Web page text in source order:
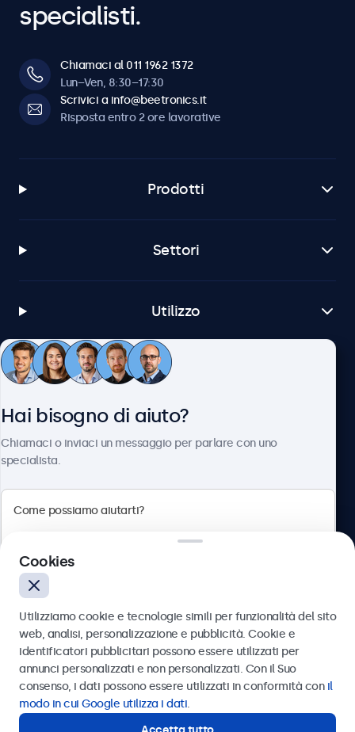
specialisti.
Chiamaci al 011 1962 1372
Lun–Ven, 8:30–17:30
Scrivici a info@beetronics.it
Risposta entro 2 ore lavorative
Prodotti
Settori
Utilizzo
Servizio Clienti
Italiano
Hai bisogno di aiuto?
Chiamaci o inviaci un messaggio per parlare con uno
specialista.
Inviare
Oppure chiamaci al
Cookies
Utilizziamo cookie e tecnologie simili per funzionalità del sito
web, analisi, personalizzazione e pubblicità. Cookie e
identificatori pubblicitari possono essere utilizzati per
annunci personalizzati e non personalizzati. Con il Suo
consenso, i dati possono essere utilizzati in conformità con il
modo in cui Google utilizza i dati.